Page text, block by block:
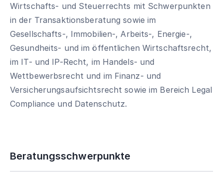
Wirtschafts- und Steuerrechts mit Schwerpunkten
in der Transaktionsberatung sowie im
Gesellschafts-, Immobilien-, Arbeits-, Energie-,
Gesundheits- und im öffentlichen Wirtschaftsrecht,
im IT- und IP-Recht, im Handels- und
Wettbewerbsrecht und im Finanz- und
Versicherungsaufsichtsrecht sowie im Bereich Legal
Compliance und Datenschutz.
Beratungsschwerpunkte